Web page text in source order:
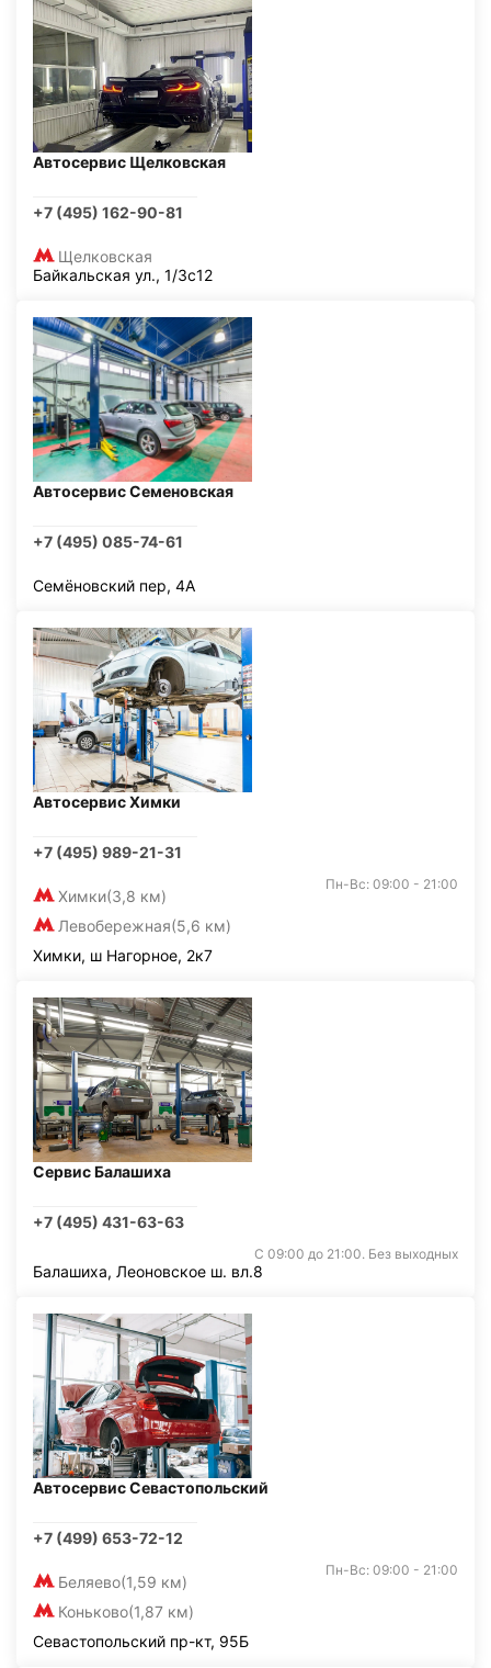
Автосервис Щелковская
+7 (495) 162-90-81
Щелковская
Байкальская ул., 1/3с12
Автосервис Семеновская
+7 (495) 085-74-61
Семёновский пер, 4А
Автосервис Химки
+7 (495) 989-21-31
Химки(3,8 км)
Левобережная(5,6 км)
Пн-Вс: 09:00 - 21:00
Химки, ш Нагорное, 2к7
Сервис Балашиха
+7 (495) 431-63-63
С 09:00 до 21:00. Без выходных
Балашиха, Леоновское ш. вл.8
Автосервис Севастопольский
+7 (499) 653-72-12
Беляево(1,59 км)
Коньково(1,87 км)
Пн-Вс: 09:00 - 21:00
Севастопольский пр-кт, 95Б